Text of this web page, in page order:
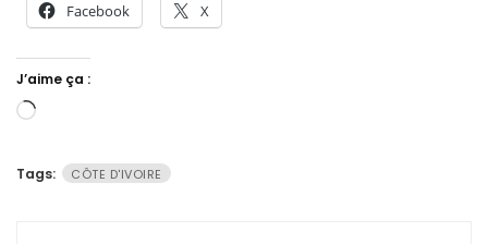
Facebook X
J’aime ça :
Chargement…
Tags: CÔTE D'IVOIRE